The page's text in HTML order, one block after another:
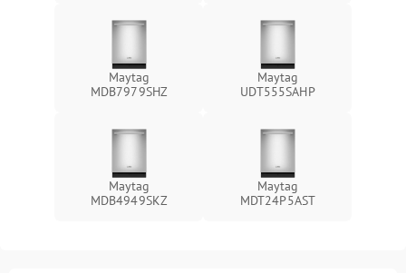
Maytag
MDB7979SHZ
Maytag
UDT555SAHP
Maytag
MDB4949SKZ
Maytag
MDT24P5AST